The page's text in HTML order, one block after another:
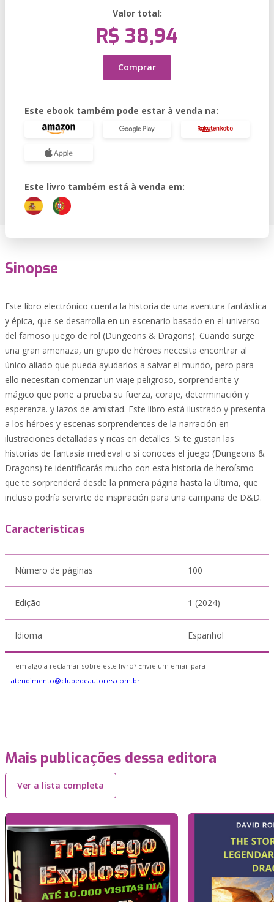
Valor total:
R$ 38,94
Comprar
Este ebook também pode estar à venda na:
Este livro também está à venda em:
Sinopse
Este libro electrónico cuenta la historia de una aventura fantástica
y épica, que se desarrolla en un escenario basado en el universo
del famoso juego de rol (Dungeons & Dragons). Cuando surge
una gran amenaza, un grupo de héroes necesita encontrar al
único aliado que pueda ayudarlos a salvar el mundo, pero para
ello necesitan comenzar un viaje peligroso, sorprendente y
mágico que pone a prueba su fuerza, coraje, determinación y
esperanza. y lazos de amistad. Este libro está ilustrado y presenta
a los héroes y escenas sorprendentes de la narración en
ilustraciones detalladas y ricas en detalles. Si te gustan las
historias de fantasía medieval o si conoces el juego (Dungeons &
Dragons) te identificarás mucho con esta historia de heroísmo
que te sorprenderá desde la primera página hasta la última, que
incluso podría servirte de inspiración para una campaña de D&D.
Características
Número de páginas 100
Edição 1 (2024)
Idioma Espanhol
Tem algo a reclamar sobre este livro? Envie um email para
atendimento@clubedeautores.com.br
Mais publicações dessa editora
Ver a lista completa